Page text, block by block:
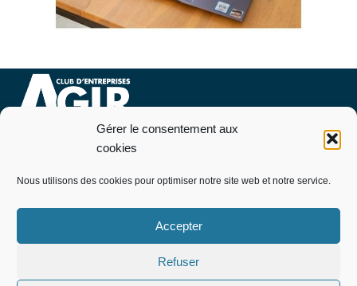
Gérer le consentement aux
cookies
Nous utilisons des cookies pour optimiser notre site web et notre service.
Accepter
Refuser
Nous contacter
Télécharger le bulletin d’adhésion
Mentions légales